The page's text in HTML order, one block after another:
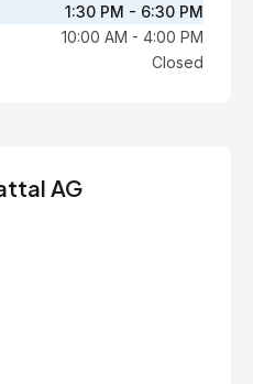
1:30 PM - 6:30 PM
10:00 AM - 4:00 PM
Closed
AG